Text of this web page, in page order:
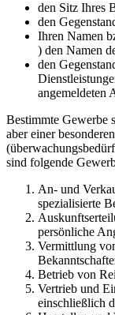
den Sitz Ihres
den
Ihren Namen
) den Namen
den
angemeldeten
Bestimmte Gewerbe
aber einer
sind folgende
An- und
spezialisierte
persönliche
Vermittlung
Betrieb von
Vertrieb und
einschließlich